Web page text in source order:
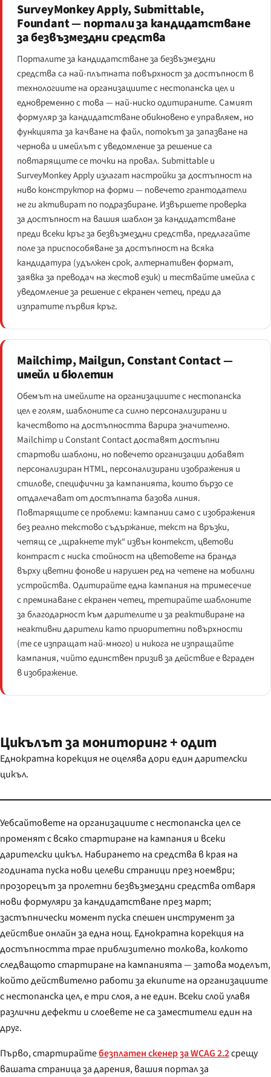
SurveyMonkey Apply, Submittable,
Foundant — портали за кандидатстване
за безвъзмездни средства
Порталите за кандидатстване за безвъзмездни
средства са най-плътната повърхност за достъпност в
технологиите на организациите с нестопанска цел и
едновременно с това — най-ниско одитираните. Самият
формуляр за кандидатстване обикновено е управляем, но
функцията за качване на файл, потокът за запазване на
чернова и имейлът с уведомление за решение са
повтарящите се точки на провал. Submittable и
SurveyMonkey Apply излагат настройки за достъпност на
ниво конструктор на форми — повечето грантодатели
не ги активират по подразбиране. Извършете проверка
за достъпност на вашия шаблон за кандидатстване
преди всеки кръг за безвъзмездни средства, предлагайте
поле за приспособяване за достъпност на всяка
кандидатура (удължен срок, алтернативен формат,
заявка за преводач на жестов език) и тествайте имейла с
уведомление за решение с екранен четец, преди да
изпратите първия кръг.
Mailchimp, Mailgun, Constant Contact —
имейл и бюлетин
Обемът на имейлите на организациите с нестопанска
цел е голям, шаблоните са силно персонализирани и
качеството на достъпността варира значително.
Mailchimp и Constant Contact доставят достъпни
стартови шаблони, но повечето организации добавят
персонализиран HTML, персонализирани изображения и
стилове, специфични за кампанията, които бързо се
отдалечават от достъпната базова линия.
Повтарящите се проблеми: кампании само с изображения
без реално текстово съдържание, текст на връзки,
четящ се „щракнете тук“ извън контекст, цветови
контраст с ниска стойност на цветовете на бранда
върху цветни фонове и нарушен ред на четене на мобилни
устройства. Одитирайте една кампания на тримесечие
с преминаване с екранен четец, третирайте шаблоните
за благодарност към дарителите и за реактивиране на
неактивни дарители като приоритетни повърхности
(те се изпращат най-много) и никога не изпращайте
кампания, чийто единствен призив за действие е вграден
в изображение.
Цикълът за мониторинг + одит
Еднократна корекция не оцелява дори един дарителски
цикъл.
Уебсайтовете на организациите с нестопанска цел се
променят с всяко стартиране на кампания и всеки
дарителски цикъл. Набирането на средства в края на
годината пуска нови целеви страници през ноември;
прозорецът за пролетни безвъзмездни средства отваря
нови формуляри за кандидатстване през март;
застъпнически момент пуска спешен инструмент за
действие онлайн за една нощ. Еднократна корекция на
достъпността трае приблизително толкова, колкото
следващото стартиране на кампанията — затова моделът,
който действително работи за екипите на организациите
с нестопанска цел, е три слоя, а не един. Всеки слой улавя
различни дефекти и слоевете не са заместители един на
друг.
Първо, стартирайтебезплатен скенер за WCAG 2.2срещу
вашата страница за дарения, вашия портал за